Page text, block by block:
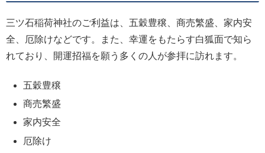
三ツ石稲荷神社のご利益は、五穀豊穣、商売繁盛、家内安
全、厄除けなどです。また、幸運をもたらす白狐面で知ら
れており、開運招福を願う多くの人が参拝に訪れます。
五穀豊穣
商売繁盛
家内安全
厄除け